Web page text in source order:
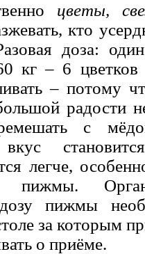
цветы,
кто
доза:
кг – 6
– потому
радости
с
вкус
легче,
пижмы.
пижмы
за которым
о приёме.